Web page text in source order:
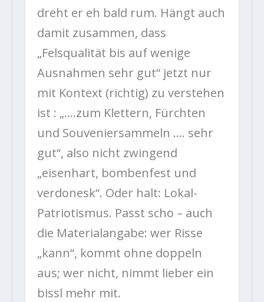
dreht er eh bald rum. Hängt auch
damit zusammen, dass
„Felsqualität bis auf wenige
Ausnahmen sehr gut“ jetzt nur
mit Kontext (richtig) zu verstehen
ist : „….zum Klettern, Fürchten
und Souveniersammeln …. sehr
gut“, also nicht zwingend
„eisenhart, bombenfest und
verdonesk“. Oder halt: Lokal-
Patriotismus. Passt scho – auch
die Materialangabe: wer Risse
„kann“, kommt ohne doppeln
aus; wer nicht, nimmt lieber ein
bissl mehr mit.